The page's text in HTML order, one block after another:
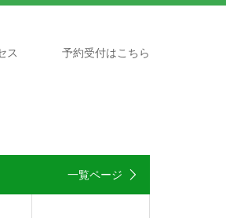
ス 予約受付はこちら
一覧ページ